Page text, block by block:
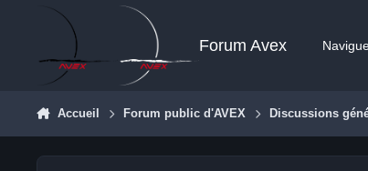
Aller au contenu
Forum Avex
Accueil Forum public d'AVEX Discussions